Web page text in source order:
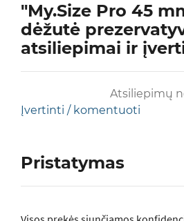
"My.Size Pro 45
dėžutė
atsiliepimai ir
Atsiliepimų
Įvertinti / komentuoti
Pristatymas